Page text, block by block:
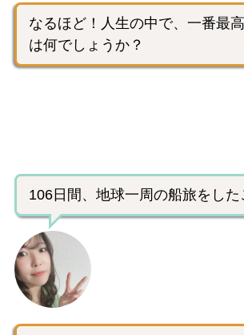
なるほど！人生の中で、一番最
は何でしょうか？
106日間、地球一周の船旅をした